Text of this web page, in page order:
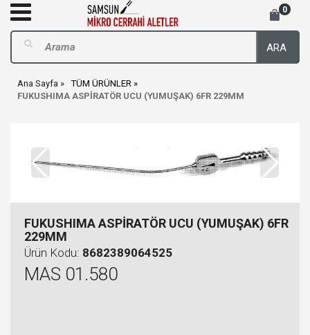
0
ARA
Ana Sayfa
TÜM ÜRÜNLER
FUKUSHIMA ASPİRATÖR UCU (YUMUŞAK) 6FR 229MM
FUKUSHIMA ASPİRATÖR UCU (YUMUŞAK) 6FR
229MM
Ürün Kodu: 8682389064525
MAS 01.580